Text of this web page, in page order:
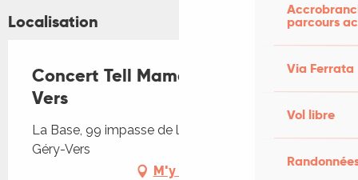
parcours
Via Ferrata
Vol libre
Localisation
Concert Tell Mama à la Base de
Vers
La Base, 99 impasse de la Drague, 46330 Saint
Géry-Vers
M'y rendre